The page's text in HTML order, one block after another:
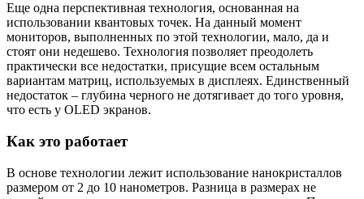
Еще одна перспективная технология, основанная на
использовании квантовых точек. На данный момент
мониторов, выполненных по этой технологии, мало, да и
стоят они недешево. Технология позволяет преодолеть
практически все недостатки, присущие всем остальным
вариантам матриц, используемых в дисплеях. Единственный
недостаток – глубина черного не дотягивает до того уровня,
что есть у OLED экранов.
Как это работает
В основе технологии лежит использование нанокристаллов
размером от 2 до 10 нанометров. Разница в размерах не